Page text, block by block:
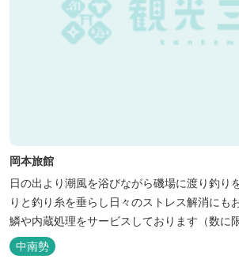
岡本旅館
日の出より潮風を浴びながら磯場に渡り釣り
りと釣り糸を垂らし日々のストレス解消にもおすす
鱗や内蔵処理をサービスしております（数に
びてさっぱりしてお帰りいただけます。 料金１名５５００円、弁当
５００円
中南勢